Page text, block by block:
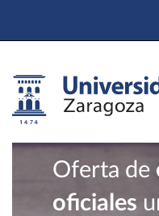
Oferta de
oficiales